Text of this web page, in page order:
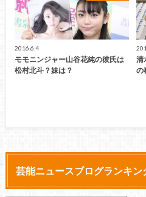
2016.6.4
モモニンジャー山谷花純の彼氏は
松村北斗？妹は？
清
の
芸能ニュースブログランキン